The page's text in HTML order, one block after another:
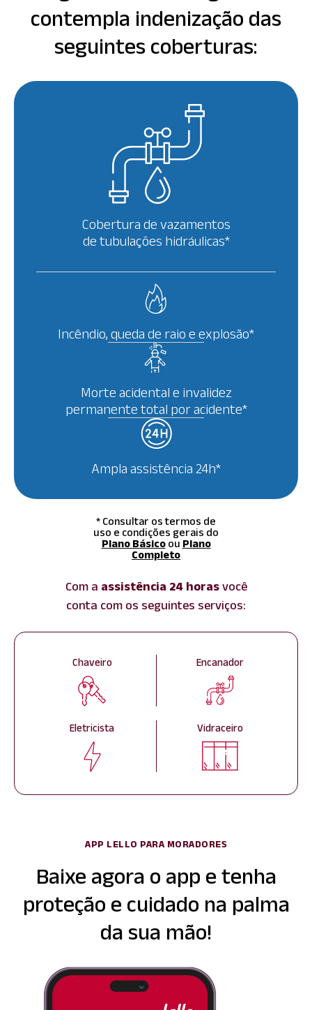
contempla indenização das
seguintes coberturas:
Cobertura de vazamentos
de tubulações hidráulicas*
Incêndio, queda de raio e explosão*
Morte acidental e invalidez
permanente total por acidente*
Ampla assistência 24h*
* Consultar os termos de
uso e condições gerais do
Plano Básicoou Plano
Completo
Com a assistência 24 horasvocê
conta com os seguintes serviços:
Chaveiro Encanador
Eletricista Vidraceiro
APP LELLO PARA MORADORES
Baixe agora o app e tenha
proteção e cuidado na palma
da sua mão!